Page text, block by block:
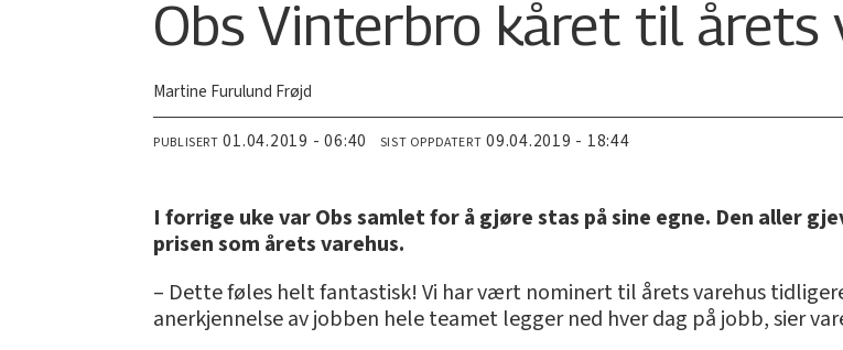
Obs Vinterbro kåret til årets
Martine Furulund Frøjd
PUBLISERT 01.04.2019 - 06:40 SIST OPPDATERT 09.04.2019 - 18:44
I forrige uke var Obs samlet for å gjøre stas på sine egne. Den aller
prisen som årets varehus.
– Dette føles helt fantastisk! Vi har vært nominert til årets varehus
anerkjennelse av jobben hele teamet legger ned hver dag på jobb, sier